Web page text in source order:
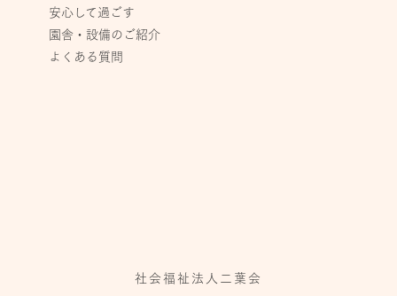
社会福祉法人二葉会
安心して過ごす
園舎・設備のご紹介
よくある質問